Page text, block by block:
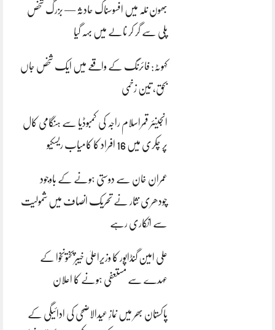
بھون نلہ میں افسوسناک حادثہ — بزرگ شخص
پلی سے گر کر نالے میں بہہ گیا
کہوٹہ: فائرنگ کے واقعے میں ایک شخص جاں
بحق، تین زخمی
انجینئر قمراسلام راجہ کی کمبوڈیا سے ہنگامی کال
پر چکری میں 16 افراد کا کامیاب ریسکیو
عمران خان سے دوستی ہونے کے باوجود
چودھری نثار نے تحریک انصاف میں شمولیت
سے انکاری رہے
علی امین گنڈاپور کا وزیراعلیٰ خیبرپختونخوا کے
عہدے سے مستعفی ہونے کا اعلان
پاکستان بھر میں نمازِ عیدالاضحی کی ادائیگی کے